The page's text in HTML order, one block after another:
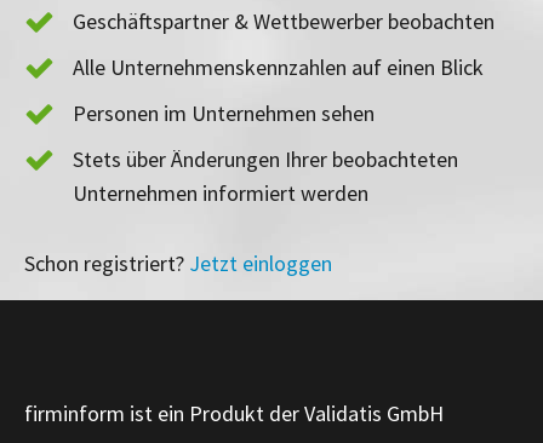
Geschäftspartner & Wettbewerber beobachten
Alle Unternehmenskennzahlen auf einen Blick
Personen im Unternehmen sehen
Stets über Änderungen Ihrer beobachteten
Unternehmen informiert werden
Schon registriert? Jetzt einloggen
firminform ist ein Produkt der Validatis GmbH